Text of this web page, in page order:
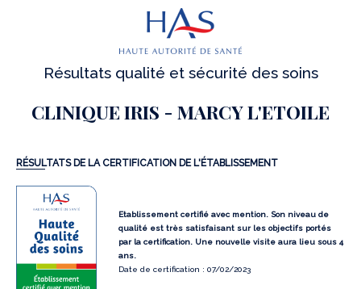
Résultats qualité et sécurité des soins
CLINIQUE IRIS - MARCY L'ETOILE
RÉSULTATS DE LA CERTIFICATION DE L'ÉTABLISSEMENT
Etablissement certifié avec mention. Son niveau de
qualité est très satisfaisant sur les objectifs portés
par la certification. Une nouvelle visite aura lieu sous 4
ans.
Date de certification : 07/02/2023